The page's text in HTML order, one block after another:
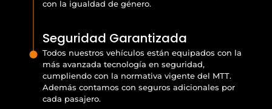
con la igualdad de género.
Seguridad Garantizada
Todos nuestros vehículos están equipados con la
más avanzada tecnología en seguridad,
cumpliendo con la normativa vigente del MTT.
Además contamos con seguros adicionales por
cada pasajero.